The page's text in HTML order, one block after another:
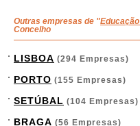
Outras empresas de "
Concelho
LISBOA (294 Empresas)
PORTO (155 Empresas)
SETÚBAL (104 Empresas)
BRAGA (56 Empresas)